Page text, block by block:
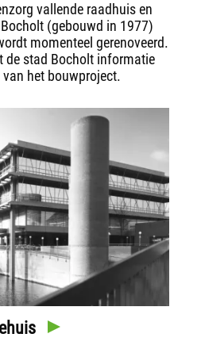
vallende raadhuis en
(gebouwd in 1977)
momenteel gerenoveerd.
de stad Bocholt informatie
het bouwproject.